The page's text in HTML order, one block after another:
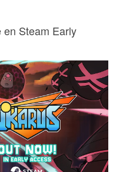
en Steam Early